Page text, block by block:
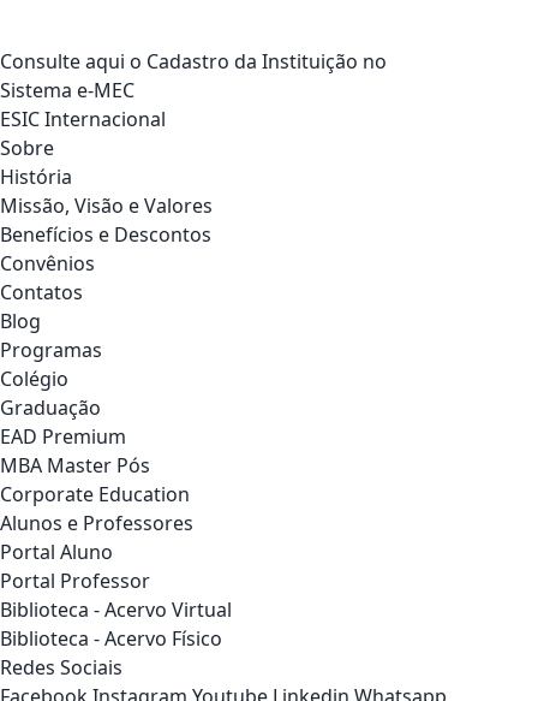
Consulte aqui o Cadastro da Instituição no
Sistema e-MEC
ESIC Internacional
Sobre
História
Missão, Visão e Valores
Benefícios e Descontos
Convênios
Contatos
Blog
Programas
Colégio
Graduação
EAD Premium
MBA Master Pós
Corporate Education
Alunos e Professores
Portal Aluno
Portal Professor
Biblioteca - Acervo Virtual
Biblioteca - Acervo Físico
Redes Sociais